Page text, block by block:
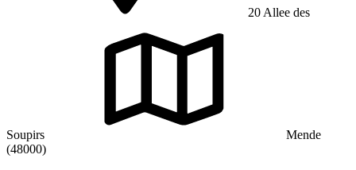
20 Allee des
Soupirs
Mende
(48000)